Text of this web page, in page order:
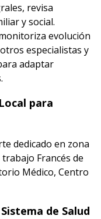
revisa
y social.
evolución
especialistas y
adaptar
para
dedicado en zona
Francés de
Médico, Centro
de Salud